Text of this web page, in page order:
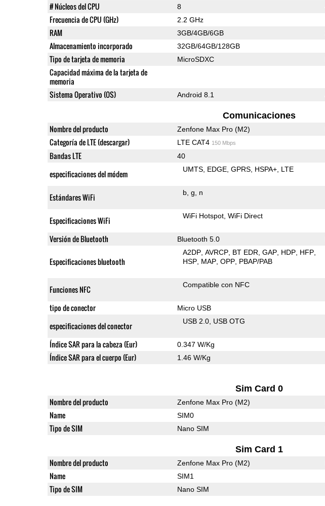
# Núcleos del CPU 8
Frecuencia de CPU (GHz) 2.2 GHz
RAM 3GB/4GB/6GB
Almacenamiento incorporado 32GB/64GB/128GB
Tipo de tarjeta de memoria MicroSDXC
Capacidad máxima de la tarjeta de
memoria
Sistema Operativo (OS) Android 8.1
Comunicaciones
Nombre del producto Zenfone Max Pro (M2)
Categoría de LTE (descargar) LTE CAT4 150 Mbps
Bandas LTE 40
especificaciones del módem UMTS EDGE GPRS HSPA+ LTE
Estándares WiFi b g n
Especificaciones WiFi WiFi Hotspot WiFi Direct
Versión de Bluetooth Bluetooth 5.0
Especificaciones bluetooth
A2DP AVRCP BT EDR GAP HDP HFP
HSP MAP OPP PBAP/PAB
Funciones NFC Compatible con NFC
tipo de conector Micro USB
especificaciones del conector USB 2.0 USB OTG
Índice SAR para la cabeza (Eur) 0.347 W/Kg
Índice SAR para el cuerpo (Eur) 1.46 W/Kg
Sim Card 0
Nombre del producto Zenfone Max Pro (M2)
Name SIM0
Tipo de SIM Nano SIM
Sim Card 1
Nombre del producto Zenfone Max Pro (M2)
Name SIM1
Tipo de SIM Nano SIM